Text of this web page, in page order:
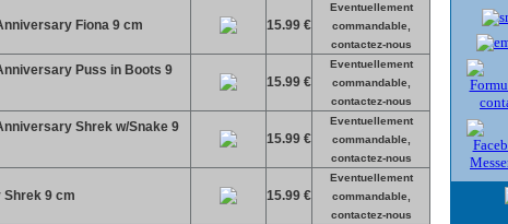
Fiona 9 cm 15.99 €
Eventuellement
commandable,
contactez-nous
Puss in Boots 9
15.99 €
Eventuellement
commandable,
contactez-nous
Shrek w/Snake 9
15.99 €
Eventuellement
commandable,
contactez-nous
Shrek 9 cm 15.99 €
Eventuellement
commandable,
contactez-nous